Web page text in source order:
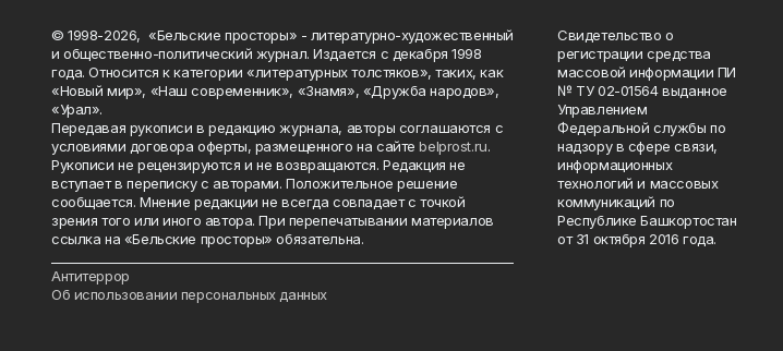
© 1998-2026, «Бельские просторы» - литературно-художественный
и общественно-политический журнал. Издается с декабря 1998
года. Относится к категории «литературных толстяков», таких, как
«Новый мир», «Наш современник», «Знамя», «Дружба народов»,
«Урал».
Передавая рукописи в редакцию журнала, авторы соглашаются с
условиями договора оферты, размещенного на сайтеbelprost.ru.
Рукописи не рецензируются и не возвращаются. Редакция не
вступает в переписку с авторами. Положительное решение
сообщается. Мнение редакции не всегда совпадает с точкой
зрения того или иного автора. При перепечатывании материалов
ссылка на «Бельские просторы» обязательна.
Антитеррор
Об использовании персональных данных
Свидетельство о
регистрации средства
массовой информации ПИ
№ ТУ 02-01564 выданное
Управлением
Федеральной службы по
надзору в сфере связи,
информационных
технологий и массовых
коммуникаций по
Республике Башкортостан
от 31 октября 2016 года.